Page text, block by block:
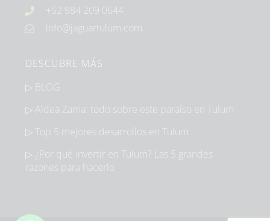
+52 984 209 0644
info@jaguartulum.com
DESCUBRE MÁS
▷ BLOG
▷ Aldea Zama: todo sobre este paraíso en Tulum
▷ Top 5 mejores desarrollos en Tulum
▷ ¿Por qué invertir en Tulum? Las 5 grandes
razones para hacerlo